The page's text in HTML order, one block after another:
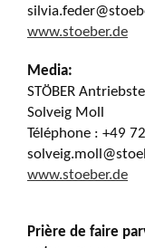
www.stoeber.de
Media:
STÖBER
Solveig Moll
Téléphone : +49
www.stoeber.de
Prière de faire